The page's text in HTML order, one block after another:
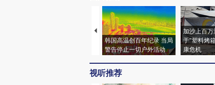
韩国高温创百年纪录 当局
警告停止一切户外活动
加沙上百
于“塑料烤
康危机
视听推荐